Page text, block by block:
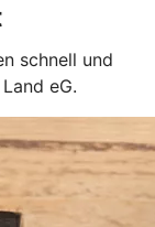
schnell und
eG.